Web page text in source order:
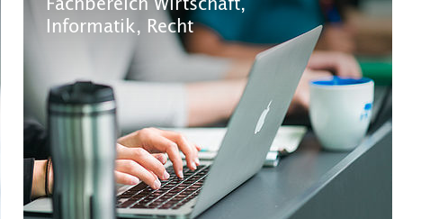
Fachbereich Wirtschaft,
Informatik, Recht